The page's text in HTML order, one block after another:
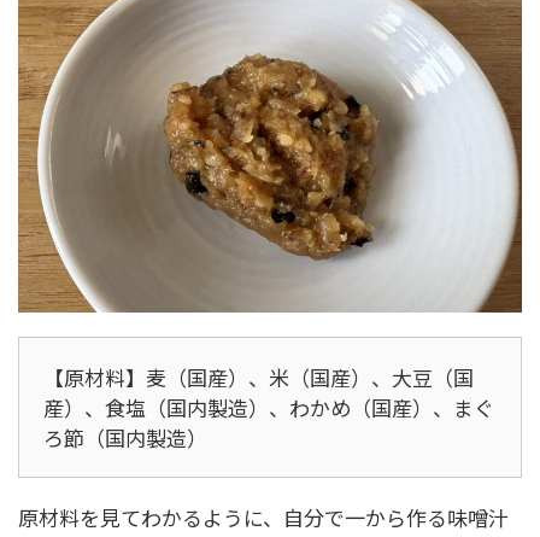
【原材料】麦（国産）、米（国産）、大豆（国
産）、食塩（国内製造）、わかめ（国産）、まぐ
ろ節（国内製造）
原材料を見てわかるように、自分で一から作る味噌汁